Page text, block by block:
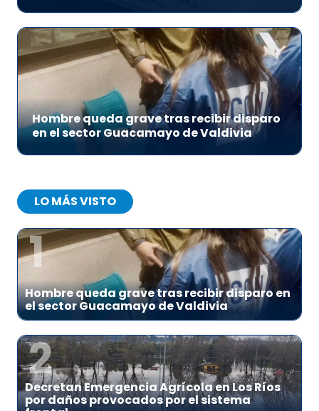
Hombre queda grave tras recibir disparo
en el sector Guacamayo de Valdivia
LO MÁS VISTO
1
Hombre queda grave tras recibir disparo en
el sector Guacamayo de Valdivia
2
Decretan Emergencia Agrícola en Los Ríos
por daños provocados por el sistema